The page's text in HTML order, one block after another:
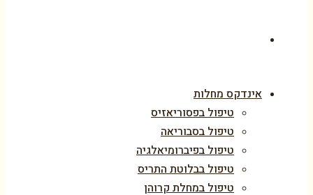
אינדקס מחלות
טיפול בפסוריאזיס
טיפול בסבוריאה
טיפול בפיברומיאלגיה
טיפול בבלוטת התריס
טיפול במחלת קרוהן